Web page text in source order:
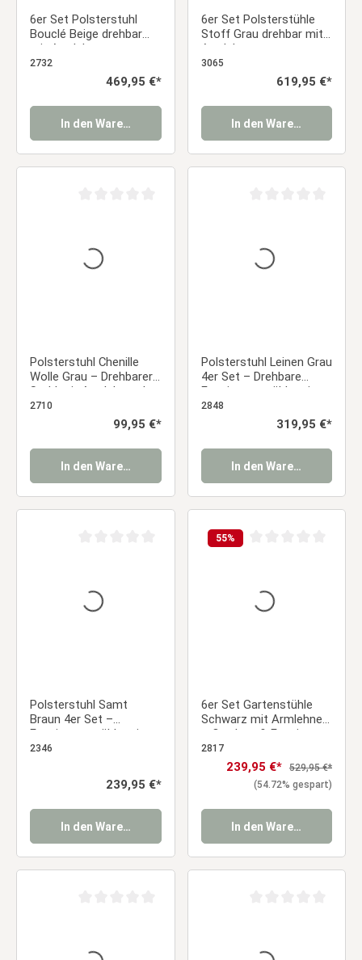
6er Set Polsterstuhl
Bouclé Beige drehbar
mit Armlehnen –
Esszimmerstühle
modern & gemütlich |
Wohnzimmer / Büro
Essstuhl
2732
Regulärer Preis:
469,95 €*
In den Warenkorb
6er Set Polsterstühle
Stoff Grau drehbar mit
Armlehnen –
Esszimmerstühle
modern & gemütlich
3065
Regulärer Preis:
619,95 €*
In den Warenkorb
Polsterstuhl Chenille
Wolle Grau – Drehbarer
Stuhl mit Armlehnen |
Esszimmerstuhl &
Bürostuhl modern
gepolstert Essstuhl
2710
Regulärer Preis:
99,95 €*
In den Warenkorb
Polsterstuhl Leinen Grau
4er Set – Drehbare
Esszimmerstühle mit
Armlehnen &
Metallgestell Essstuhl
2848
Regulärer Preis:
319,95 €*
In den Warenkorb
Polsterstuhl Samt
Braun 4er Set –
Esszimmerstühle mit
Armlehnen &
Metallgestell Essstuhl
2346
Regulärer Preis:
239,95 €*
In den Warenkorb
55%
6er Set Gartenstühle
Schwarz mit Armlehnen
– Outdoor & Esszimmer
– Kunststoff Design
Stühle mit Holzoptik-
Beinen Essstuhl
2817
Verkaufspreis:
239,95 €* Regulärer Preis:
529,95 €*
(54.72% gespart)
In den Warenkorb